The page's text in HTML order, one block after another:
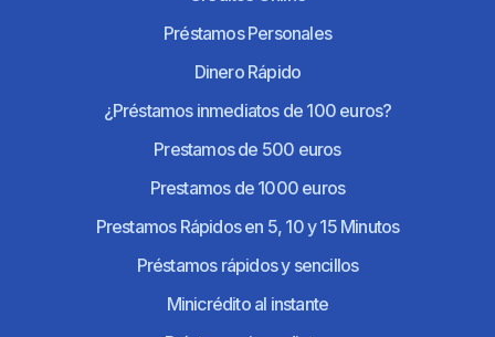
Préstamos Personales
Dinero Rápido
¿Préstamos inmediatos de 100 euros?
Prestamos de 500 euros
Prestamos de 1000 euros
Prestamos Rápidos en 5, 10 y 15 Minutos
Préstamos rápidos y sencillos
Minicrédito al instante